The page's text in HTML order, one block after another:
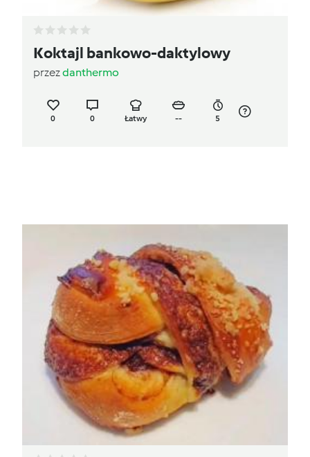
Koktajl bankowo-daktylowy
przezdanthermo
0 0 Łatwy -- 5